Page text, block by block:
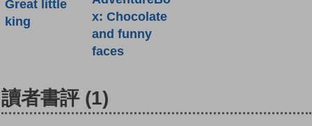
Great little
king
x: Chocolate
and funny
faces
讀者書評 (1)